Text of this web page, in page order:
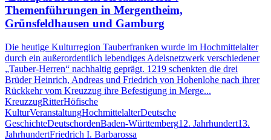
Themenführungen in Mergentheim,
Grünsfeldhausen und Gamburg
Die heutige Kulturregion Tauberfranken wurde im Hochmittelalter
durch ein außerordentlich lebendiges Adelsnetzwerk verschiedener
„Tauber-Herren“ nachhaltig geprägt. 1219 schenkten die drei
Brüder Heinrich, Andreas und Friedrich von Hohenlohe nach ihrer
Rückkehr vom Kreuzzug ihre Befestigung in Merge...
KreuzzugRitterHöfische
KulturVeranstaltungHochmittelalterDeutsche
GeschichteDeutschordenBaden-Württemberg12. Jahrhundert13.
JahrhundertFriedrich I. Barbarossa